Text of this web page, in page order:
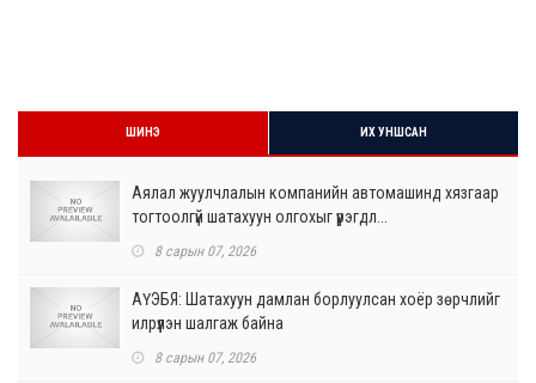
ШИНЭ ИХ УНШСАН
Аялал жуулчлалын компанийн автомашинд хязгаар
тогтоолгүй шатахуун олгохыг үүрэгдл...
8 сарын 07, 2026
АҮЭБЯ: Шатахуун дамлан борлуулсан хоёр зөрчлийг
илрүүлэн шалгаж байна
8 сарын 07, 2026